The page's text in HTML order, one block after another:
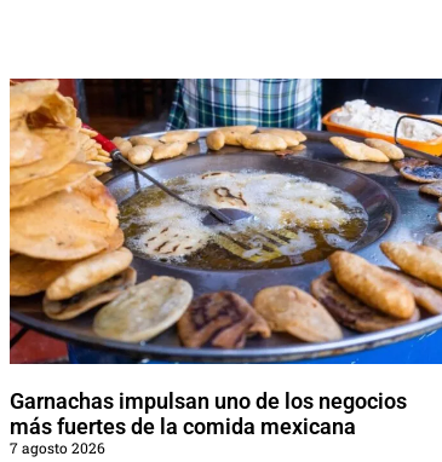
Garnachas impulsan uno de los negocios
más fuertes de la comida mexicana
7 agosto 2026